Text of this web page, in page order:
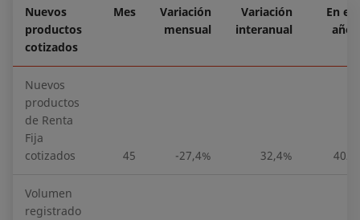
Nuevos
productos
cotizados
Mes
Variación
mensual
Variación
interanual
En el
año
Nuevos
productos
de Renta
Fija
cotizados
45 -27,4% 32,4% 402
Volumen
registrado